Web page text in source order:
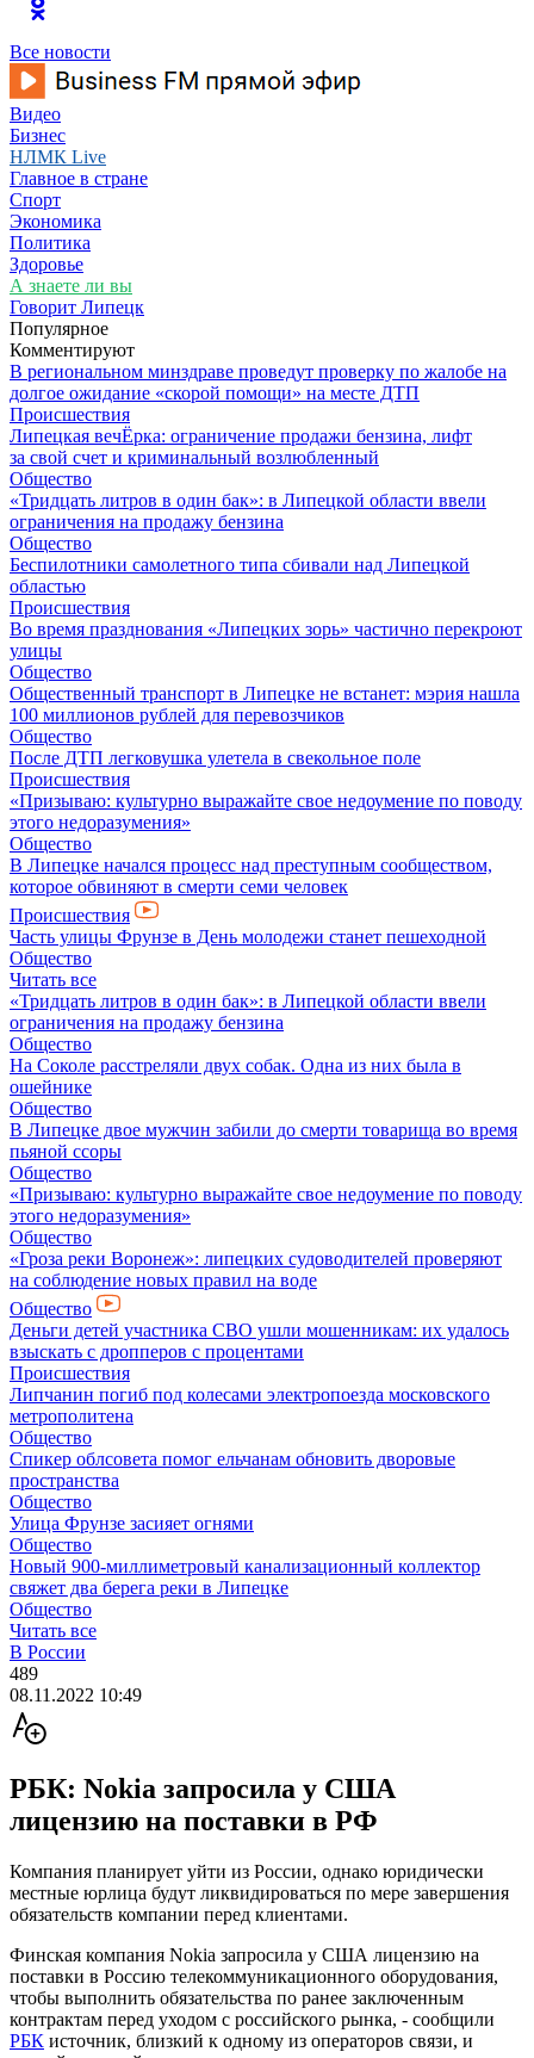
Все новости
Видео
Бизнес
НЛМК Live
Главное в стране
Спорт
Экономика
Политика
Здоровье
А знаете ли вы
Говорит Липецк
Популярное
Комментируют
В региональном минздраве проведут проверку по жалобе на
долгое ожидание «скорой помощи» на месте ДТП
Происшествия
Липецкая вечЁрка: ограничение продажи бензина, лифт
за свой счет и криминальный возлюбленный
Общество
«Тридцать литров в один бак»: в Липецкой области ввели
ограничения на продажу бензина
Общество
Беспилотники самолетного типа сбивали над Липецкой
областью
Происшествия
Во время празднования «Липецких зорь» частично перекроют
улицы
Общество
Общественный транспорт в Липецке не встанет: мэрия нашла
100 миллионов рублей для перевозчиков
Общество
После ДТП легковушка улетела в свекольное поле
Происшествия
«Призываю: культурно выражайте свое недоумение по поводу
этого недоразумения»
Общество
В Липецке начался процесс над преступным сообществом,
которое обвиняют в смерти семи человек
Происшествия
Часть улицы Фрунзе в День молодежи станет пешеходной
Общество
Читать все
«Тридцать литров в один бак»: в Липецкой области ввели
ограничения на продажу бензина
Общество
На Соколе расстреляли двух собак. Одна из них была в
ошейнике
Общество
В Липецке двое мужчин забили до смерти товарища во время
пьяной ссоры
Общество
«Призываю: культурно выражайте свое недоумение по поводу
этого недоразумения»
Общество
«Гроза реки Воронеж»: липецких судоводителей проверяют
на соблюдение новых правил на воде
Общество
Деньги детей участника СВО ушли мошенникам: их удалось
взыскать с дропперов с процентами
Происшествия
Липчанин погиб под колесами электропоезда московского
метрополитена
Общество
Спикер облсовета помог ельчанам обновить дворовые
пространства
Общество
Улица Фрунзе засияет огнями
Общество
Новый 900-миллиметровый канализационный коллектор
свяжет два берега реки в Липецке
Общество
Читать все
В России
489
08.11.2022 10:49
РБК: Nokia запросила у США
лицензию на поставки в РФ
Компания планирует уйти из России, однако юридически
местные юрлица будут ликвидироваться по мере завершения
обязательств компании перед клиентами.
Финская компания Nokia запросила у США лицензию на
поставки в Россию телекоммуникационного оборудования,
чтобы выполнить обязательства по ранее заключенным
контрактам перед уходом с российского рынка, - сообщили
РБК источник, близкий к одному из операторов связи, и